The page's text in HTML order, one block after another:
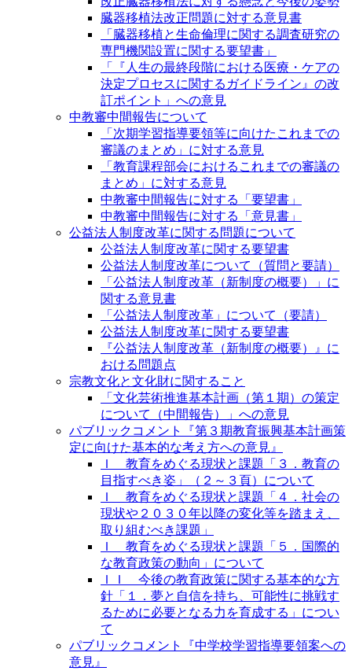
臓器移植法改正問題に対する意見書
「臓器移植と生命倫理に関する調査研究の
専門機関設置に関する要望書」
「『人生の最終段階における医療・ケアの
決定プロセスに関するガイドライン』の改
訂ポイント」への意見
中教審中間報告について
「次期学習指導要領等に向けたこれまでの
審議のまとめ」に対する意見
「教育課程部会におけるこれまでの審議の
まとめ」に対する意見
中教審中間報告に対する「要望書」
中教審中間報告に対する「意見書」
公益法人制度改革に関する問題について
公益法人制度改革に関する要望書
公益法人制度改革について（質問と要請）
「公益法人制度改革（新制度の概要）」に
関する意見書
「公益法人制度改革」について（要請）
公益法人制度改革に関する要望書
『公益法人制度改革（新制度の概要）』に
おける問題点
宗教文化と文化財に関すること
「文化芸術推進基本計画（第１期）の策定
について（中間報告）」への意見
パブリックコメント『第３期教育振興基本計画策
定に向けた基本的な考え方への意見』
Ｉ 教育をめぐる現状と課題「３．教育の
目指すべき姿」（２～３頁）について
Ｉ 教育をめぐる現状と課題「４．社会の
現状や２０３０年以降の変化等を踏まえ、
取り組むべき課題」
Ｉ 教育をめぐる現状と課題「５．国際的
な教育政策の動向」について
ＩＩ 今後の教育政策に関する基本的な方
針「１．夢と自信を持ち、可能性に挑戦す
るために必要となる力を育成する」につい
て
パブリックコメント『中学校学習指導要領案への
意見』